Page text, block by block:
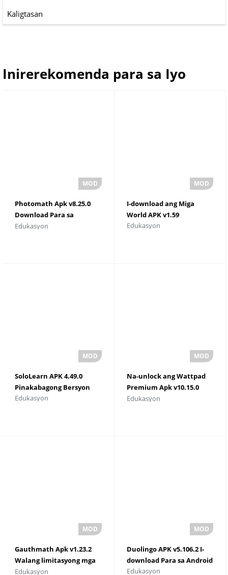
Kaligtasan
Inirerekomenda para sa Iyo
Photomath Apk v8.25.0
Download Para sa
Android
Edukasyon
I-download ang Miga
World APK v1.59
Edukasyon
SoloLearn APK 4.49.0
Pinakabagong Bersyon
Edukasyon
Na-unlock ang Wattpad
Premium Apk v10.15.0
Premium
Edukasyon
Gauthmath Apk v1.23.2
Walang limitasyong mga
Ticket
Edukasyon
Duolingo APK v5.106.2 I-
download Para sa Android
Edukasyon